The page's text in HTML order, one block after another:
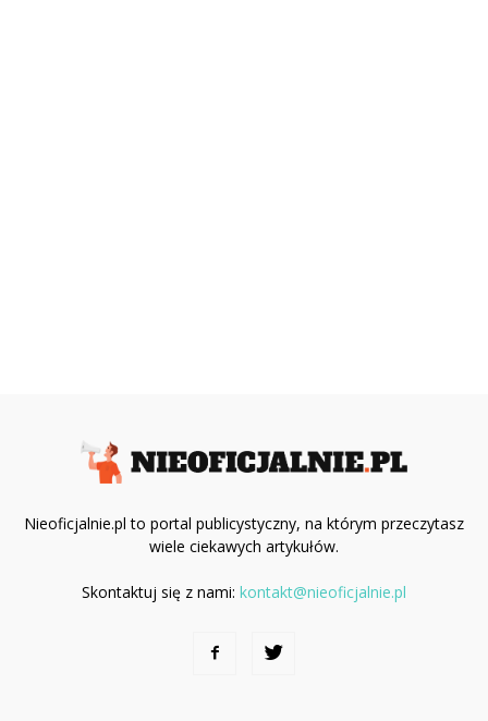
Nieoficjalnie.pl to portal publicystyczny, na którym przeczytasz
wiele ciekawych artykułów.
Skontaktuj się z nami: kontakt@nieoficjalnie.pl